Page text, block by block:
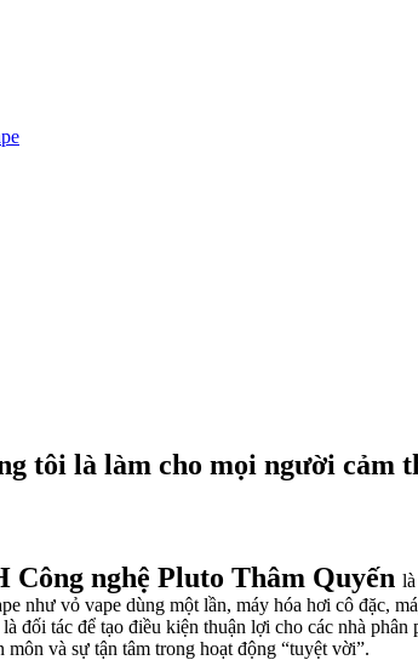
tôi là làm cho mọi người cảm
Công nghệ Pluto Thâm Quyến
như vỏ vape dùng một lần, máy hóa hơi cô đặc,
đối tác để tạo điều kiện thuận lợi cho các nhà
môn và sự tận tâm trong hoạt động “tuyệt vời”.